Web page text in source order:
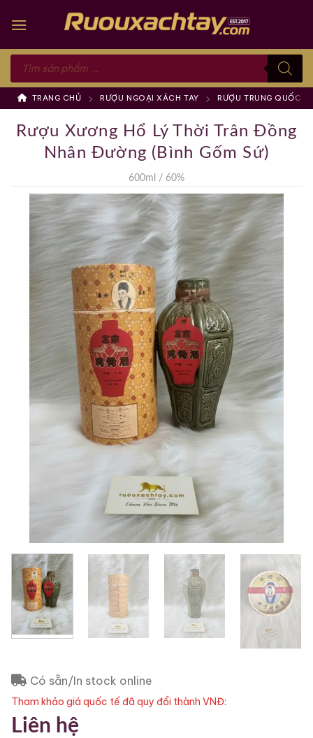
Tìm
kiếm
phẩm
TRANG CHỦ RƯỢU NGOẠI XÁCH TAY RƯỢU TRUNG QUỐC
Rượu Xương Hổ Lý Thời Trân Đồng
Nhân Đường (Bình Gốm Sứ)
600ml / 60%
Có sẵn/In stock online
Tham khảo giá quốc tế đã quy đổi thành VNĐ:
Liên hệ